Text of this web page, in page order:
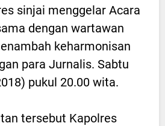
sinjai menggelar Acara
dengan wartawan
keharmonisan
para Jurnalis. Sabtu
pukul 20.00 wita.
tersebut Kapolres